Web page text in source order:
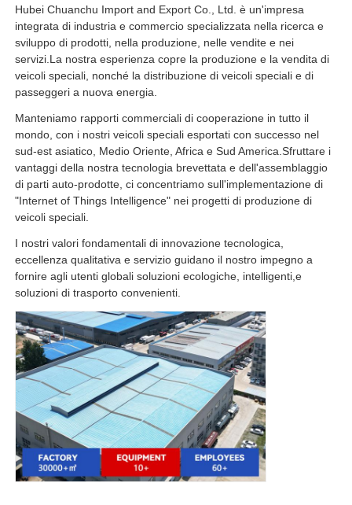
Hubei Chuanchu Import and Export Co., Ltd. è un'impresa
integrata di industria e commercio specializzata nella ricerca e
sviluppo di prodotti, nella produzione, nelle vendite e nei
servizi.La nostra esperienza copre la produzione e la vendita di
veicoli speciali, nonché la distribuzione di veicoli speciali e di
passeggeri a nuova energia.
Manteniamo rapporti commerciali di cooperazione in tutto il
mondo, con i nostri veicoli speciali esportati con successo nel
sud-est asiatico, Medio Oriente, Africa e Sud America.Sfruttare i
vantaggi della nostra tecnologia brevettata e dell'assemblaggio
di parti auto-prodotte, ci concentriamo sull'implementazione di
"Internet of Things Intelligence" nei progetti di produzione di
veicoli speciali.
I nostri valori fondamentali di innovazione tecnologica,
eccellenza qualitativa e servizio guidano il nostro impegno a
fornire agli utenti globali soluzioni ecologiche, intelligenti,e
soluzioni di trasporto convenienti.